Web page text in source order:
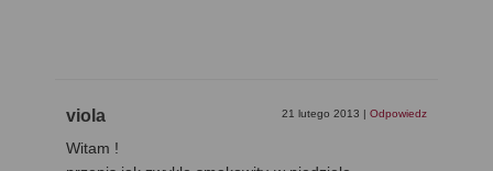
viola 21 lutego 2013 Odpowiedz
Witam !